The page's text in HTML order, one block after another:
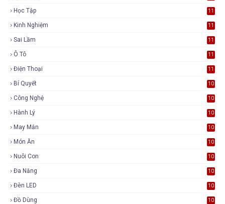
Học Tập 11
Kinh Nghiệm 11
Sai Lầm 11
Ô Tô 11
Điện Thoại 11
Bí Quyết 10
Công Nghệ 10
Hành Lý 10
May Mắn 10
Món Ăn 10
Nuôi Con 10
Đa Năng 10
Đèn LED 10
Đồ Dùng 10